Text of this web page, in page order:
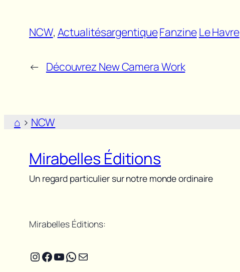
NCW, ActualitésargentiqueFanzineLe Havre
← Découvrez New Camera Work
⌂ > NCW
Mirabelles Éditions
Un regard particulier sur notre monde ordinaire
Mirabelles Éditions:
Instagram
Facebook
YouTube
WhatsApp
E-mail